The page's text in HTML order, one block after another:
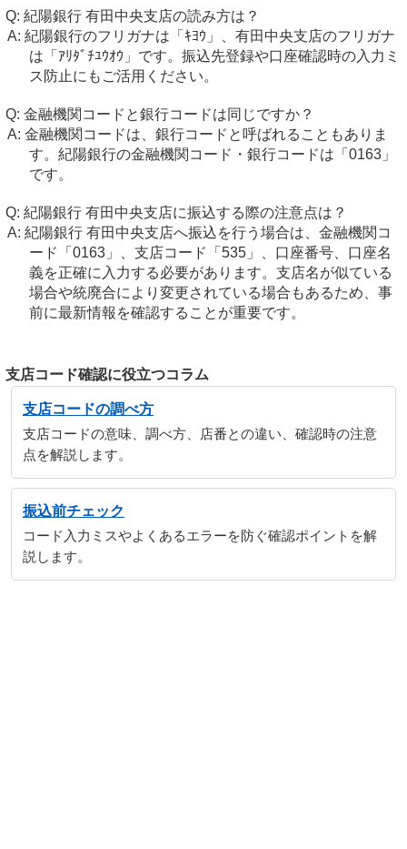
紀陽銀行 有田中央支店の読み方は？
紀陽銀行のフリガナは「ｷﾖｳ」、有田中央支店のフリガナ
は「ｱﾘﾀﾞﾁﾕｳｵｳ」です。振込先登録や口座確認時の入力ミ
ス防止にもご活用ください。
金融機関コードと銀行コードは同じですか？
金融機関コードは、銀行コードと呼ばれることもありま
す。紀陽銀行の金融機関コード・銀行コードは「0163」
です。
紀陽銀行 有田中央支店に振込する際の注意点は？
紀陽銀行 有田中央支店へ振込を行う場合は、金融機関コ
ード「0163」、支店コード「535」、口座番号、口座名
義を正確に入力する必要があります。支店名が似ている
場合や統廃合により変更されている場合もあるため、事
前に最新情報を確認することが重要です。
支店コード確認に役立つコラム
支店コードの調べ方
支店コードの意味、調べ方、店番との違い、確認時の注意
点を解説します。
振込前チェック
コード入力ミスやよくあるエラーを防ぐ確認ポイントを解
説します。